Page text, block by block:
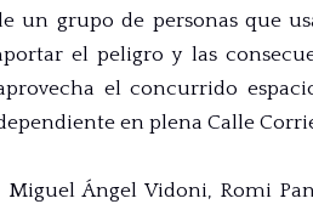
un grupo de personas que
el peligro y las
el concurrido
en plena Calle
Miguel Ángel Vidoni, Romi